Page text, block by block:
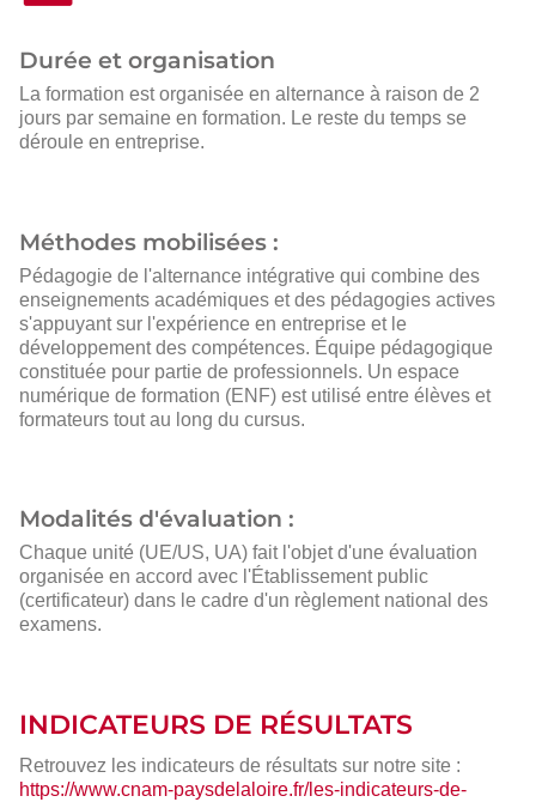
Durée et organisation
La formation est organisée en alternance à raison de 2
jours par semaine en formation. Le reste du temps se
déroule en entreprise.
Méthodes mobilisées :
Pédagogie de l'alternance intégrative qui combine des
enseignements académiques et des pédagogies actives
s'appuyant sur l'expérience en entreprise et le
développement des compétences. Équipe pédagogique
constituée pour partie de professionnels. Un espace
numérique de formation (ENF) est utilisé entre élèves et
formateurs tout au long du cursus.
Modalités d'évaluation :
Chaque unité (UE/US, UA) fait l'objet d'une évaluation
organisée en accord avec l'Établissement public
(certificateur) dans le cadre d'un règlement national des
examens.
INDICATEURS DE RÉSULTATS
Retrouvez les indicateurs de résultats sur notre site :
https://www.cnam-paysdelaloire.fr/les-indicateurs-de-